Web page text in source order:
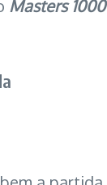
Masters